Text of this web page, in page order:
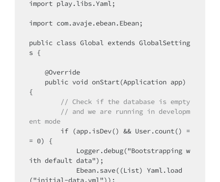
import play.libs.Yaml;
import com.avaje.ebean.Ebean;
public class Global extends GlobalSetting
s {
ent mode
= 0) {
ith default data");
("initial-data.yml"));